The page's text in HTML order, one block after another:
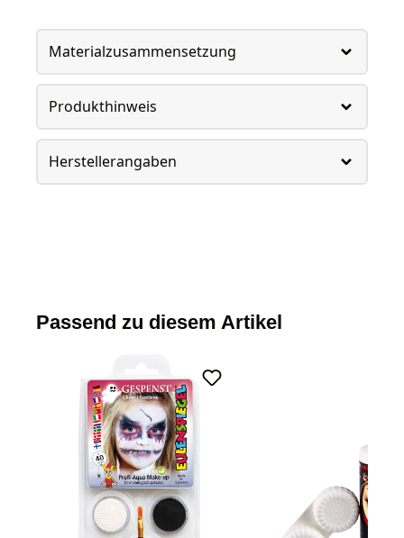
Materialzusammensetzung
Produkthinweis
Herstellerangaben
Passend zu diesem Artikel